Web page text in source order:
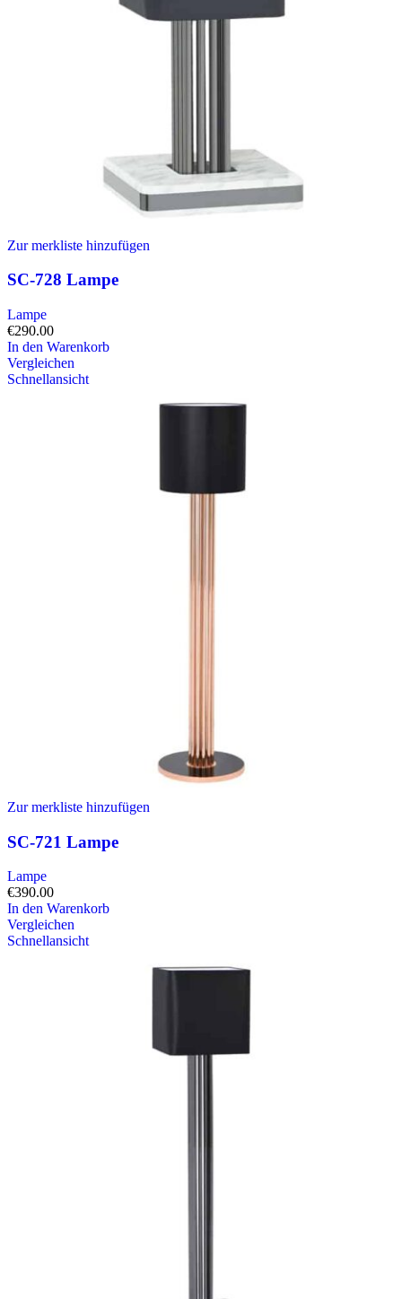
Zur merkliste hinzufügen
SC-728 Lampe
Lampe
€290.00
In den Warenkorb
Vergleichen
Schnellansicht
Zur merkliste hinzufügen
SC-721 Lampe
Lampe
€390.00
In den Warenkorb
Vergleichen
Schnellansicht